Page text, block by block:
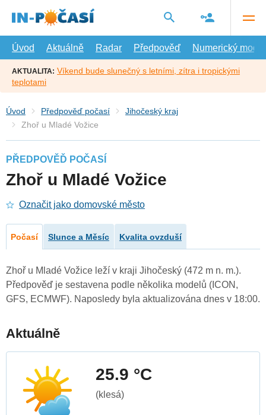
hlavní
Úvod
Aktuálně Radar Předpověď Numerický model
AKTUALITA: Víkend bude slunečný s letními, zítra i tropickými
teplotami
Úvod Předpověď počasí
Jihočeský kraj
Zhoř u Mladé Vožice
PŘEDPOVĚĎ POČASÍ
Zhoř u Mladé Vožice
Označit jako domovské město
Počasí Slunce a Měsíc Kvalita ovzduší
Zhoř u Mladé Vožice leží v kraji Jihočeský (472 m n. m.).
Předpověď je sestavena podle několika modelů (ICON,
GFS, ECMWF). Naposledy byla aktualizována dnes v 18:00.
Aktuálně
25.9 °C
(klesá)